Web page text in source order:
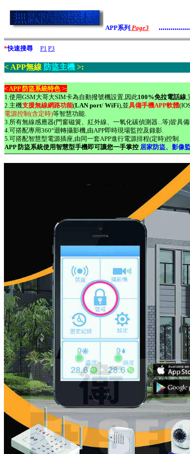
APP系列 Page3
*快速搜尋 P1 P3
< APP無線 防盜主機 >:
< APP 防盜系統特色 >:
1.使用GSM大哥大SIM卡為自動撥號機設置,因此100%免拉電話線,
2.主機支援無線網路功能(LAN port/ WiFi),並具備手機APP軟體
電源控制(含定時)等智慧功能.
3.所有無線感應器(門窗磁簧、紅外線、一氧化碳偵測器...等)皆具
4.可搭配專用360°迴轉攝影機,由APP即時現場監控及錄影.
5.可搭配智慧型電源插座,由同一套APP進行電源排程(定時)控制.
APP 防盜系統使用智慧型手機即可讓您一手掌控 居家防盜、影像